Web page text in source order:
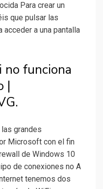
Para crear un
que pulsar las
acceder a una pantalla
no funciona
|
grandes
Microsoft con el fin
de Windows 10
de conexiones no A
tenemos dos